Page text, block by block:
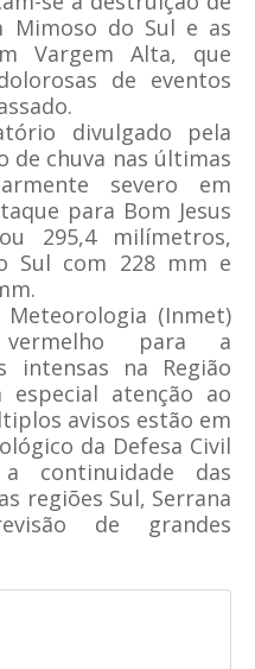
do Sul e as
Vargem Alta, que
de eventos
divulgado pela
de chuva nas últimas
severo em
para Bom Jesus
295,4 milímetros,
Sul com 228 mm e
(Inmet)
para a
intensas na Região
atenção ao
avisos estão em
da Defesa Civil
continuidade das
regiões Sul, Serrana
de grandes